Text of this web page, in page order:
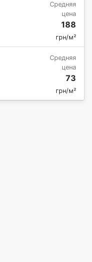
Средняя
цена
188
грн/м²
Средняя
цена
73
грн/м²